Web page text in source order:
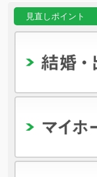
見直しポイント